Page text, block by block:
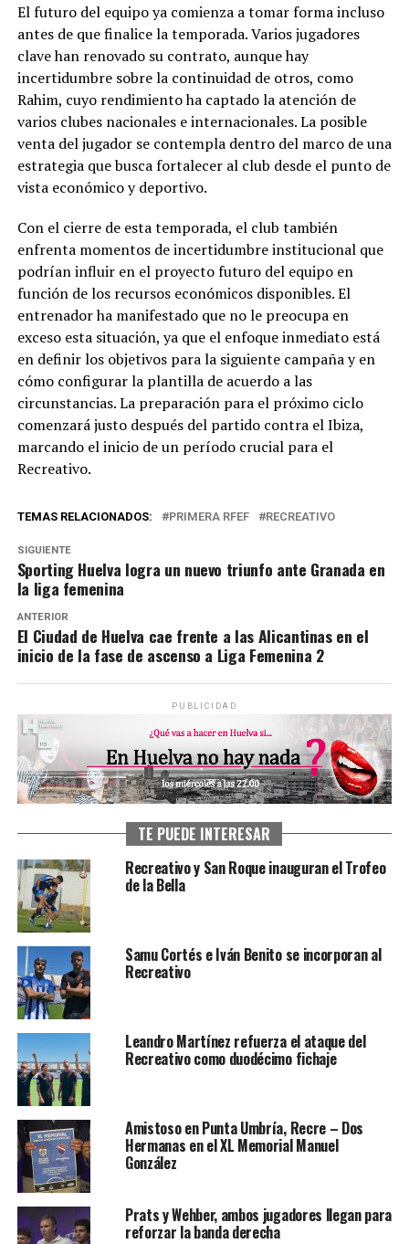
El futuro del equipo ya comienza a tomar forma incluso
antes de que finalice la temporada. Varios jugadores
clave han renovado su contrato, aunque hay
incertidumbre sobre la continuidad de otros, como
Rahim, cuyo rendimiento ha captado la atención de
varios clubes nacionales e internacionales. La posible
venta del jugador se contempla dentro del marco de una
estrategia que busca fortalecer al club desde el punto de
vista económico y deportivo.
Con el cierre de esta temporada, el club también
enfrenta momentos de incertidumbre institucional que
podrían influir en el proyecto futuro del equipo en
función de los recursos económicos disponibles. El
entrenador ha manifestado que no le preocupa en
exceso esta situación, ya que el enfoque inmediato está
en definir los objetivos para la siguiente campaña y en
cómo configurar la plantilla de acuerdo a las
circunstancias. La preparación para el próximo ciclo
comenzará justo después del partido contra el Ibiza,
marcando el inicio de un período crucial para el
Recreativo.
TEMAS RELACIONADOS: PRIMERA RFEF RECREATIVO
SIGUIENTE
Sporting Huelva logra un nuevo triunfo ante Granada en
la liga femenina
ANTERIOR
El Ciudad de Huelva cae frente a las Alicantinas en el
inicio de la fase de ascenso a Liga Femenina 2
PUBLICIDAD
TE PUEDE INTERESAR
Recreativo y San Roque inauguran el Trofeo
de la Bella
Samu Cortés e Iván Benito se incorporan al
Recreativo
Leandro Martínez refuerza el ataque del
Recreativo como duodécimo fichaje
Amistoso en Punta Umbría, Recre – Dos
Hermanas en el XL Memorial Manuel
González
Prats y Wehber, ambos jugadores llegan para
reforzar la banda derecha